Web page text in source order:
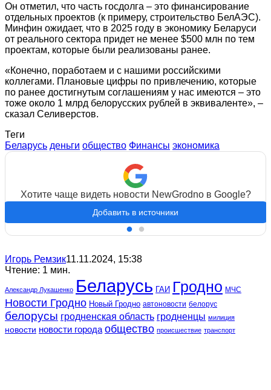
Он отметил, что часть госдолга – это финансирование
отдельных проектов (к примеру, строительство БелАЭС).
Минфин ожидает, что в 2025 году в экономику Беларуси
от реального сектора придет не менее $500 млн по тем
проектам, которые были реализованы ранее.
«Конечно, поработаем и с нашими российскими
коллегами. Плановые цифры по привлечению, которые
по ранее достигнутым соглашениям у нас имеются – это
тоже около 1 млрд белорусских рублей в эквиваленте», –
сказал Селиверстов.
Теги
Беларусь деньги общество Финансы экономика
Хотите чаще видеть новости NewGrodno в Google?
Добавить в источники
Игорь Ремзик11.11.2024, 15:38
Чтение: 1 мин.
Александр Лукашенко Беларусь ГАИ Гродно МЧС
Новости Гродно Новый Гродно автоновости белорус
белорусы гродненская область гродненцы милиция
новости новости города общество происшествие транспорт